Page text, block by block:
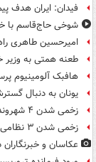
فیدان: ایران هدف
شوخی حاج‌قاسم با
امیرحسین طاهری
طعنه همتی به وزیر
هافبک آلومینیوم
یونان به دنبال
زخمی شدن ۴ شهروند یمنی در حمله مزدوران سعودی
زخمی شدن ۳ نظامی لبنانی در زوطر غربی
عکاسان و